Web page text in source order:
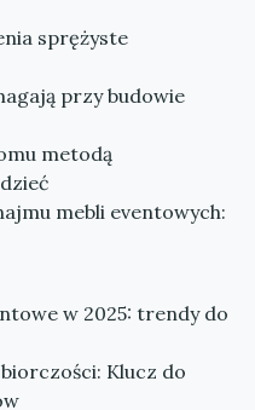
sprężyste
przy budowie
metodą
mebli eventowych:
w 2025: trendy do
Klucz do